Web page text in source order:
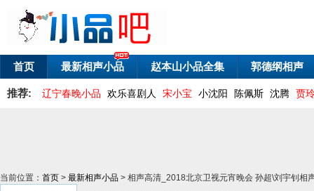
首页 最新相声小品 赵本山小品全集 郭德纲相声
推荐: 辽宁春晚小品 欢乐喜剧人 宋小宝 小沈阳 陈佩斯 沈腾 贾
当前位置： 首页 > 最新相声小品 > 相声高清_2018北京卫视元宵晚会 孙超\刘宇钊相